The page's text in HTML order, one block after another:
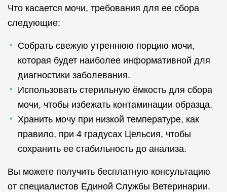
Что касается мочи, требования для ее сбора
следующие:
Собрать свежую утреннюю порцию мочи,
которая будет наиболее информативной для
диагностики заболевания.
Использовать стерильную ёмкость для сбора
мочи, чтобы избежать контаминации образца.
Хранить мочу при низкой температуре, как
правило, при 4 градусах Цельсия, чтобы
сохранить ее стабильность до анализа.
Вы можете получить бесплатную консультацию
от специалистов Единой Службы Ветеринарии.